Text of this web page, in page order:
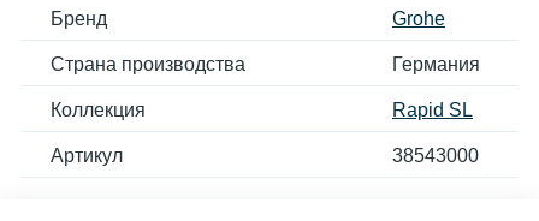
Бренд Grohe
Страна производства Германия
Коллекция Rapid SL
Артикул 38543000